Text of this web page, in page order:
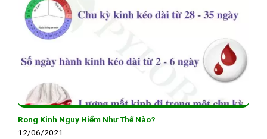
Rong Kinh Nguy Hiểm Như Thế Nào?
12/06/2021